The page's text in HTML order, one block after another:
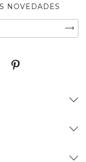
NOVEDADES